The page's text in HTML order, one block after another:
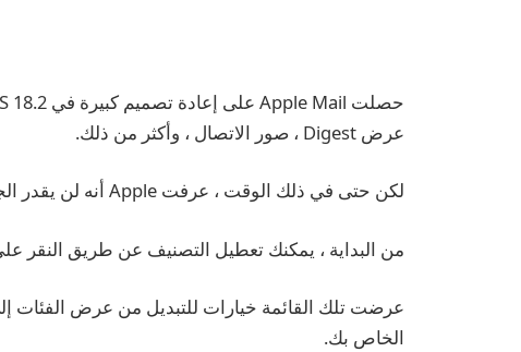
عرض Digest ، صور الاتصال ، وأكثر من ذلك.
لكن حتى في ذلك الوقت ، عرفت Apple أنه لن يقدر الجميع تغييرات التطبيق.
من البداية ، يمكنك تعطيل التصنيف عن طريق النقر على
عرضت تلك القائمة خيارات للتبديل من عرض الفئات
الخاص بك.